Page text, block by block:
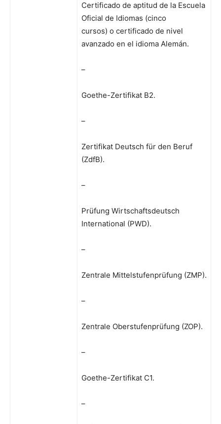
Certificado de aptitud de la Escuela
Oficial de Idiomas (cinco
cursos) o certificado de nivel
avanzado en el idioma Alemán.
–
Goethe-Zertifikat B2.
–
Zertifikat Deutsch für den Beruf
(ZdfB).
–
Prüfung Wirtschaftsdeutsch
International (PWD).
–
Zentrale Mittelstufenprüfung (ZMP).
–
Zentrale Oberstufenprüfung (ZOP).
–
Goethe-Zertifikat C1.
–